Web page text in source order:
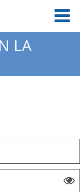
LA